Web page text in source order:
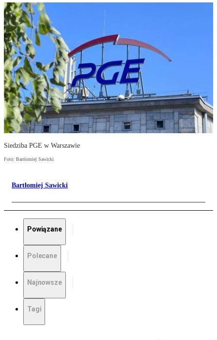
Siedziba PGE w Warszawie
Foto: Bartłomiej Sawicki
Bartłomiej Sawicki
Powiązane
Polecane
Najnowsze
Tagi